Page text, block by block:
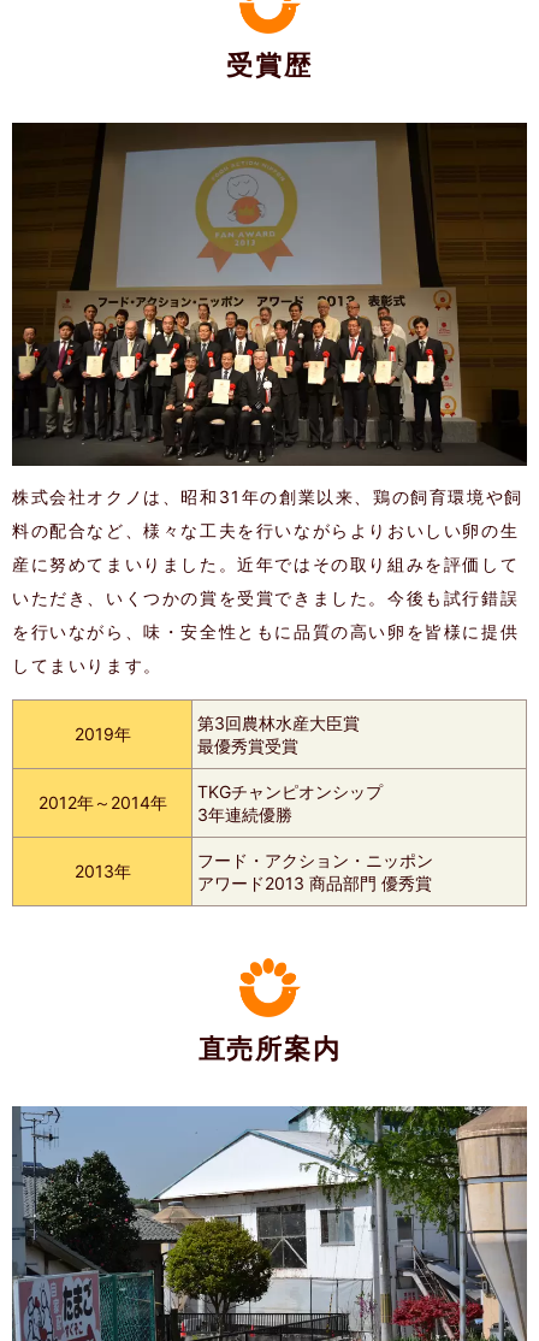
受賞歴
株式会社オクノは、昭和31年の創業以来、鶏の飼育環境や飼
料の配合など、様々な工夫を行いながらよりおいしい卵の生
産に努めてまいりました。近年ではその取り組みを評価して
いただき、いくつかの賞を受賞できました。今後も試行錯誤
を行いながら、味・安全性ともに品質の高い卵を皆様に提供
してまいります。
2019年
第3回農林水産大臣賞
最優秀賞受賞
2012年～2014年
TKGチャンピオンシップ
3年連続優勝
2013年
フード・アクション・ニッポン
アワード2013 商品部門 優秀賞
直売所案内